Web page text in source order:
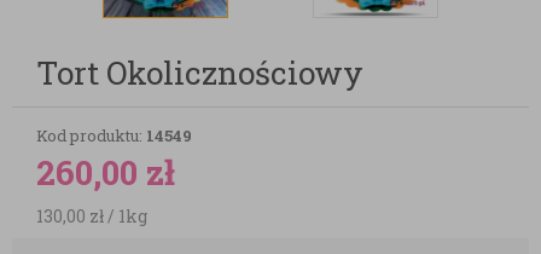
Tort Okolicznościowy
Kod produktu: 14549
260,00 zł
130,00 zł/ 1kg